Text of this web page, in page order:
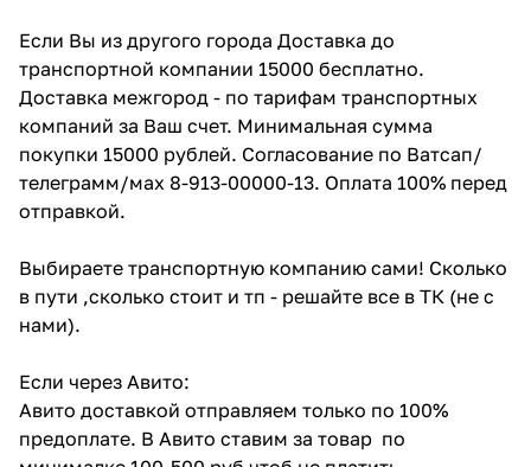
Если Вы из другого города Доставка до
транспортной компании 15000 бесплатно.
Доставка межгород - по тарифам транспортных
компаний за Ваш счет. Минимальная сумма
покупки 15000 рублей. Согласование по Ватсап/
телеграмм/мах 8-913-00000-13. Оплата 100% перед
отправкой.
Выбираете транспортную компанию сами! Сколько
в пути ,сколько стоит и тп - решайте все в ТК (не с
нами).
Если через Авито:
Авито доставкой отправляем только по 100%
предоплате. В Авито ставим за товар по